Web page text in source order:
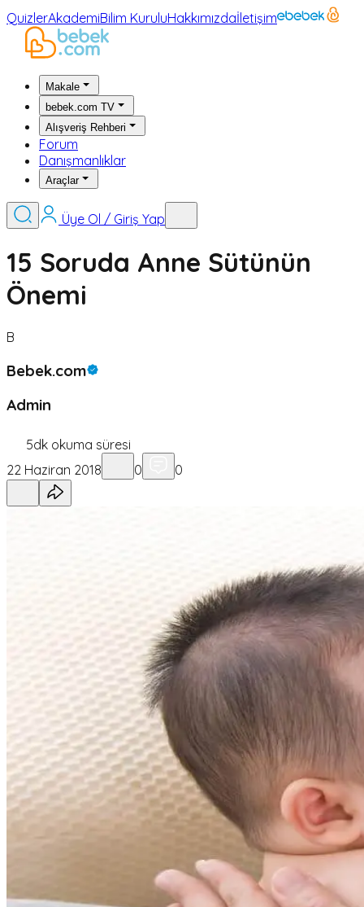
QuizlerAkademiBilim KuruluHakkımızdaİletişim
Makale
bebek.com TV
Alışveriş Rehberi
Forum
Danışmanlıklar
Araçlar
Üye Ol / Giriş Yap
15 Soruda Anne Sütünün
Önemi
B
Bebek.com
Admin
5dk okuma süresi
22 Haziran 2018
0 0